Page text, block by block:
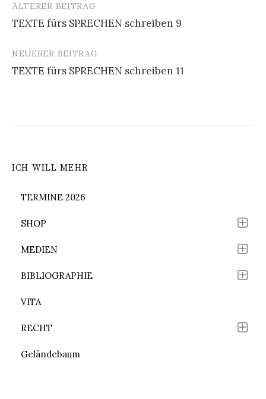
Beitrags-
Navigation
ÄLTERER BEITRAG
TEXTE fürs SPRECHEN schreiben 9
NEUERER BEITRAG
TEXTE fürs SPRECHEN schreiben 11
ICH WILL MEHR
TERMINE 2026
SHOP
MEDIEN
BIBLIOGRAPHIE
VITA
RECHT
Geländebaum